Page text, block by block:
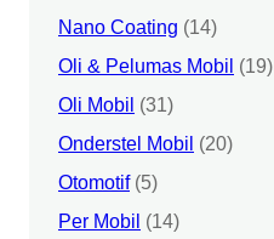
Nano Coating (14)
Oli & Pelumas Mobil (19)
Oli Mobil (31)
Onderstel Mobil (20)
Otomotif(5)
Per Mobil (14)